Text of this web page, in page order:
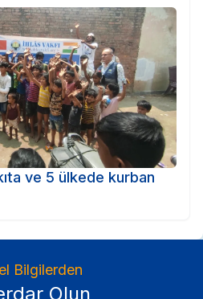
ve 5 ülkede kurban
Bilgilerden
Olun